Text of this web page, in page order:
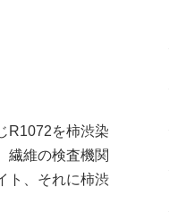
R1072を柿渋染
繊維の検査機関
ト、それに柿渋